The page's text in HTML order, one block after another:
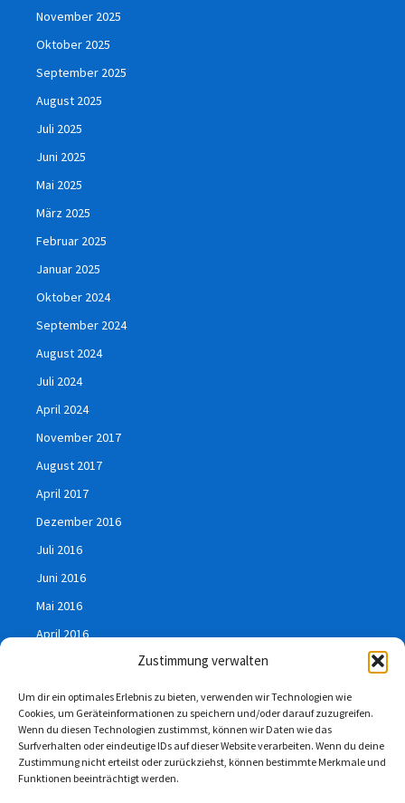
Zustimmung verwalten
Um dir ein optimales Erlebnis zu bieten, verwenden wir Technologien wie
Cookies, um Geräteinformationen zu speichern und/oder darauf zuzugreifen.
Wenn du diesen Technologien zustimmst, können wir Daten wie das
Surfverhalten oder eindeutige IDs auf dieser Website verarbeiten. Wenn du deine
Zustimmung nicht erteilst oder zurückziehst, können bestimmte Merkmale und
Funktionen beeinträchtigt werden.
November 2025
Oktober 2025
September 2025
August 2025
Juli 2025
Juni 2025
Mai 2025
März 2025
Februar 2025
Januar 2025
Oktober 2024
September 2024
August 2024
Juli 2024
April 2024
November 2017
August 2017
April 2017
Dezember 2016
Juli 2016
Juni 2016
Mai 2016
April 2016
Januar 2016
Juli 2015